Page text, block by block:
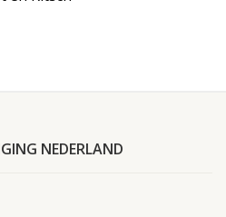
NEDERLAND